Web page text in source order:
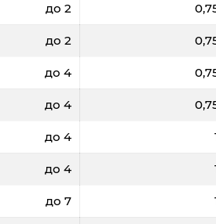
до 2
до 2
до 4
до 4
до 4
до 4
до 7